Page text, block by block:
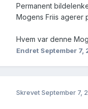
Permanent
Mogens Friis agerer
Hvem var denne
Endret September 7,
SkrevetSeptember 7,